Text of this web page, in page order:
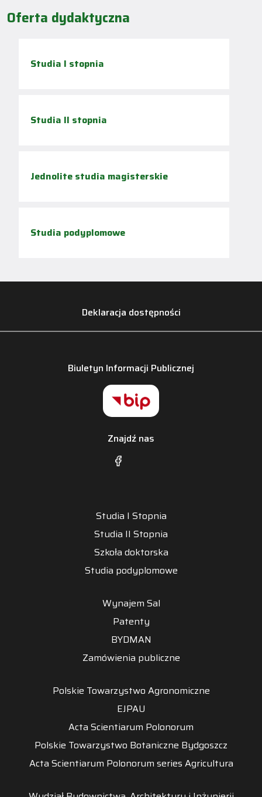
Oferta dydaktyczna
Studia I stopnia
Studia II stopnia
Jednolite studia magisterskie
Studia podyplomowe
Deklaracja dostępności
Biuletyn Informacji Publicznej
Znajdź nas
Studia I Stopnia
Studia II Stopnia
Szkoła doktorska
Studia podyplomowe
Wynajem Sal
Patenty
BYDMAN
Zamówienia publiczne
Polskie Towarzystwo Agronomiczne
EJPAU
Acta Scientiarum Polonorum
Polskie Towarzystwo Botaniczne Bydgoszcz
Acta Scientiarum Polonorum series Agricultura